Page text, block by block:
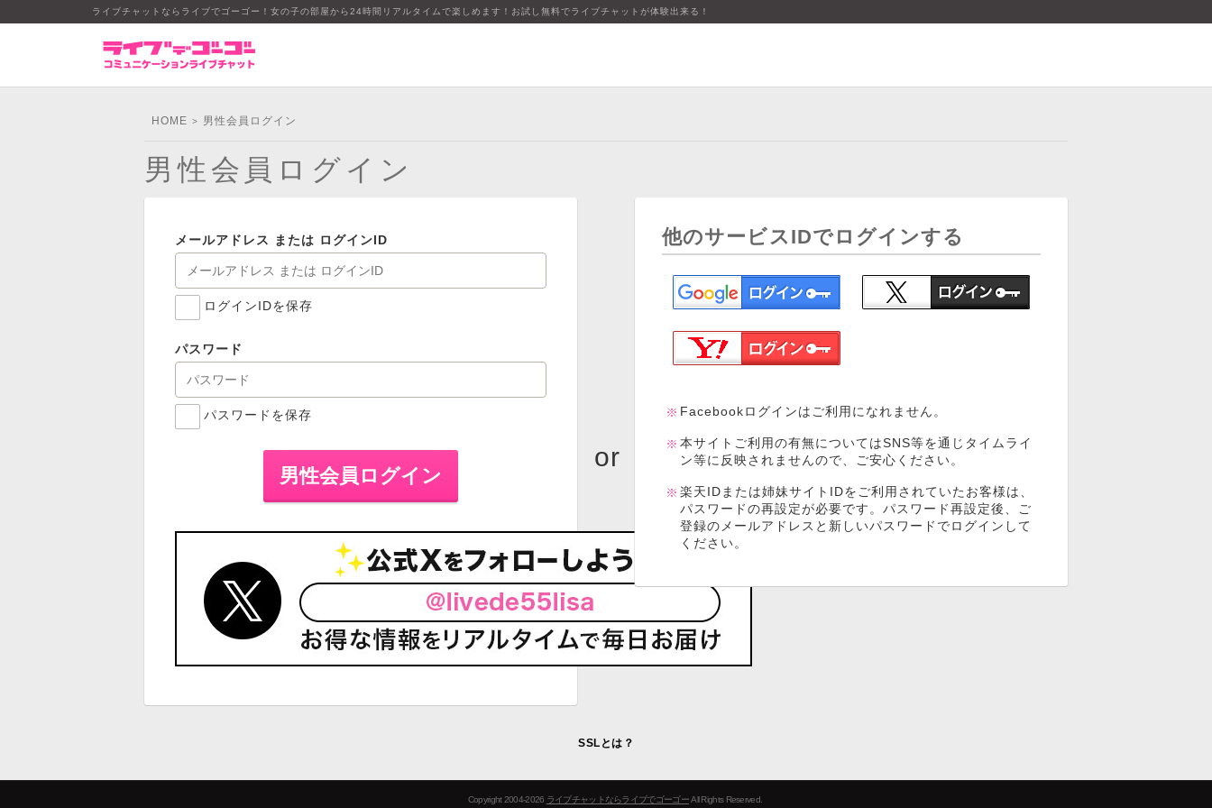
ライブチャットならライブでゴーゴー！女の子の部屋から24時間リアルタイムで楽しめます！お試し無料でライブチャットが体験出来る！
HOME > 男性会員ログイン
男性会員ログイン
メールアドレス または ログインID
ログインIDを保存
パスワード
パスワードを保存
他のサービスIDでログインする
Facebookログインはご利用になれません。
本サイトご利用の有無についてはSNS等を通じタイムライ
ン等に反映されませんので、ご安心ください。
楽天IDまたは姉妹サイトIDをご利用されていたお客様は、
パスワードの再設定が必要です。パスワード再設定後、ご
登録のメールアドレスと新しいパスワードでログインして
ください。
SSLとは？
Copyright 2004-2026 ライブチャットならライブでゴーゴーAll Rights Reserved.